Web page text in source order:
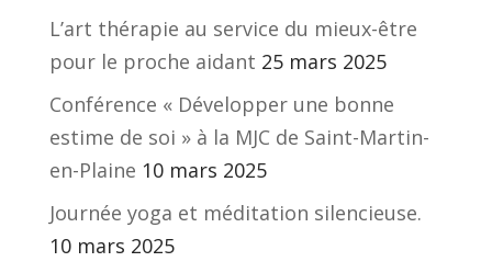
L’art thérapie au service du mieux-être
pour le proche aidant 25 mars 2025
Conférence « Développer une bonne
estime de soi » à la MJC de Saint-Martin-
en-Plaine 10 mars 2025
Journée yoga et méditation silencieuse.
10 mars 2025